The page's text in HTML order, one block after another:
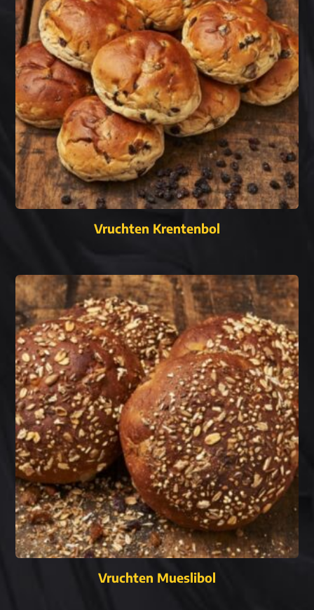
Vruchten Krentenbol
Vruchten Mueslibol